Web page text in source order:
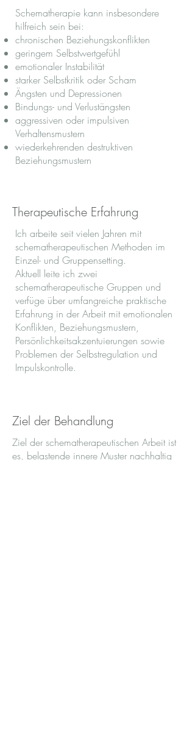
Schematherapie kann insbesondere
hilfreich sein bei:
chronischen Beziehungskonflikten
geringem Selbstwertgefühl
emotionaler Instabilität
starker Selbstkritik oder Scham
Ängsten und Depressionen
Bindungs- und Verlustängsten
aggressiven oder impulsiven
Verhaltensmustern
wiederkehrenden destruktiven
Beziehungsmustern
Therapeutische Erfahrung
Ich arbeite seit vielen Jahren mit
schematherapeutischen Methoden im
Einzel- und Gruppensetting.
Aktuell leite ich zwei
schematherapeutische Gruppen und
verfüge über umfangreiche praktische
Erfahrung in der Arbeit mit emotionalen
Konflikten, Beziehungsmustern,
Persönlichkeitsakzentuierungen sowie
Problemen der Selbstregulation und
Impulskontrolle.
Ziel der Behandlung
Ziel der schematherapeutischen Arbeit ist
es, belastende innere Muster nachhaltig